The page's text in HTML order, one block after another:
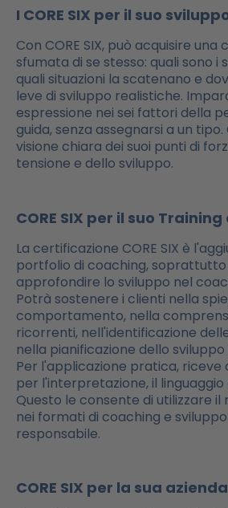
I CORE SIX per il suo
Con CORE SIX, può acquisire
sfumata di se stesso: quali sono i
quali situazioni la scatenano e
leve di sviluppo realistiche.
espressione nei sei fattori della
guida, senza assegnarsi a un
visione chiara dei suoi punti di
tensione e dello sviluppo.
CORE SIX per il suo
La certificazione CORE SIX è
portfolio di coaching, soprattutto
approfondire lo sviluppo nel
Potrà sostenere i clienti nella
comportamento, nella
ricorrenti, nell'identificazione
nella pianificazione dello
Per l'applicazione pratica, riceve
per l'interpretazione, il
Questo le consente di utilizzare il
nei formati di coaching e
responsabile.
CORE SIX per la sua azienda